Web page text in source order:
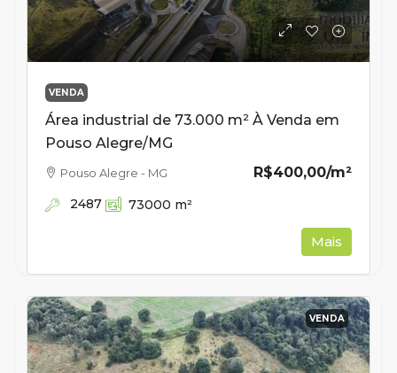
VENDA
Área industrial de 73.000 m² À Venda em
Pouso Alegre/MG
R$400,00/m²
Pouso Alegre - MG
2487 73000 m²
Mais
VENDA